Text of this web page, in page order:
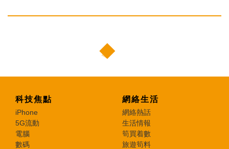
科技焦點
iPhone
5G流動
電腦
數碼
網絡生活
網絡熱話
生活情報
筍買着數
旅遊筍料